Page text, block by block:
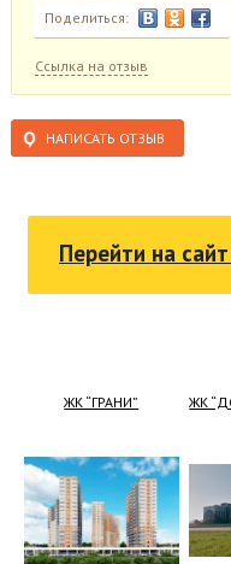
Поделиться:
Ссылка на отзыв
НАПИСАТЬ ОТЗЫВ
Перейти на сайт
ЖК “ГРАНИ” ЖК